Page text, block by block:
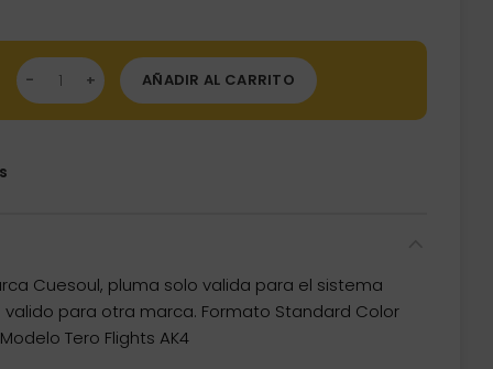
Flights Darts Cuesoul Tero AK4 Blanca Logo Standard CS-
AÑADIR AL CARRITO
Cuesoul, pluma solo valida para el sistema
valido para otra marca. Formato Standard Color
Tero Flights AK4